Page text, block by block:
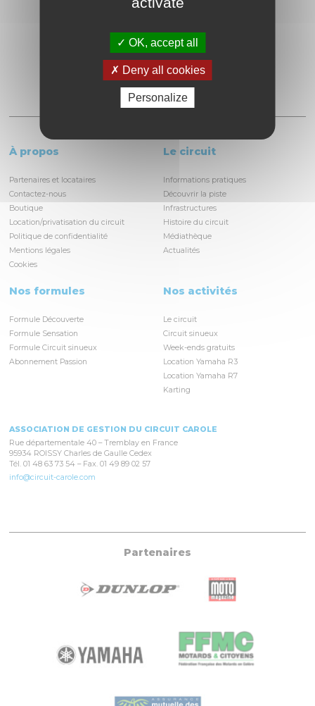
À propos
Partenaires et locataires
Contactez-nous
Boutique
Location/privatisation du circuit
Politique de confidentialité
Mentions légales
Cookies
Le circuit
Informations pratiques
Découvrir la piste
Infrastructures
Histoire du circuit
Médiathèque
Actualités
Nos formules
Formule Découverte
Formule Sensation
Formule Circuit sinueux
Abonnement Passion
Nos activités
Le circuit
Circuit sinueux
Week-ends gratuits
Location Yamaha R3
Location Yamaha R7
Karting
ASSOCIATION DE GESTION DU CIRCUIT CAROLE
Rue départementale 40 – Tremblay en France
95934 ROISSY Charles de Gaulle Cedex
Tél. 01 48 63 73 54 – Fax. 01 49 89 02 57
info@circuit-carole.com
Partenaires
OK, accept all
Deny all cookies
Personalize